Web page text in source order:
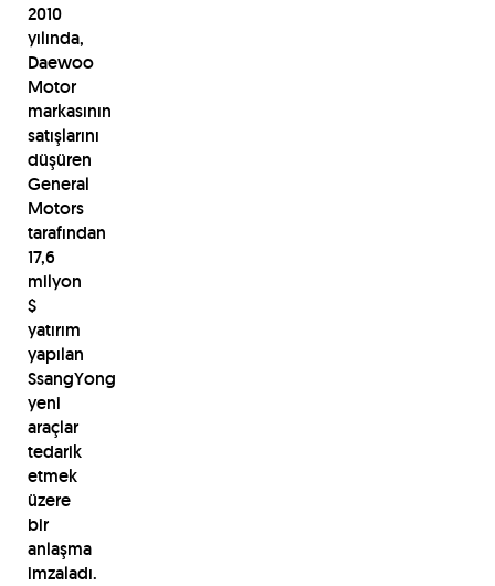
2010
yılında,
Daewoo
Motor
markasının
satışlarını
düşüren
General
Motors
tarafından
17,6
milyon
$
yatırım
yapılan
SsangYong
yeni
araçlar
tedarik
etmek
üzere
bir
anlaşma
imzaladı.